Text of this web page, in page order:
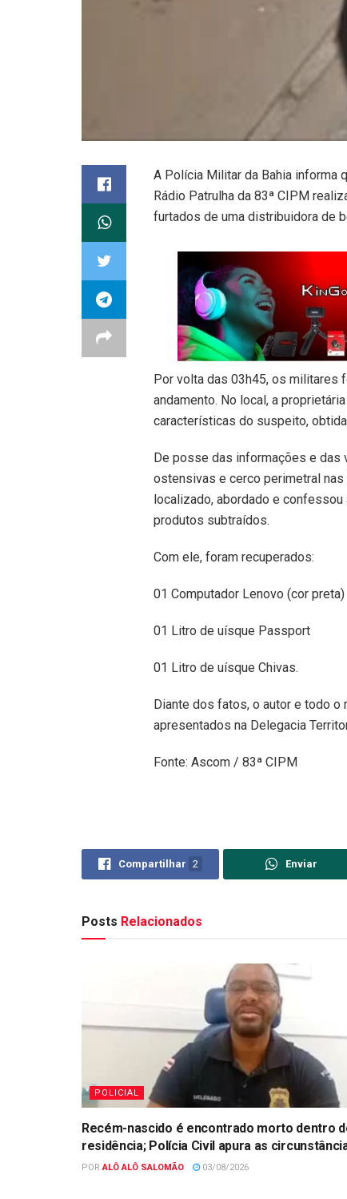
A Polícia Militar da Bahia informa
Rádio Patrulha da 83ª CIPM
furtados de uma distribuidora de
Por volta das 03h45, os militares
andamento. No local, a
características do suspeito,
De posse das informações e das
ostensivas e cerco perimetral
localizado, abordado e
produtos subtraídos.
Com ele, foram recuperados:
01 Computador Lenovo (cor preta)
01 Litro de uísque Passport
01 Litro de uísque Chivas.
Diante dos fatos, o autor e todo
apresentados na Delegacia
Fonte: Ascom / 83ª CIPM
Compartilhar 2 Enviar
Posts Relacionados
POLICIAL
Recém-nascido é encontrado morto dentro
residência; Polícia Civil apura as
POR ALÔ ALÔ SALOMÃO 03/08/2026